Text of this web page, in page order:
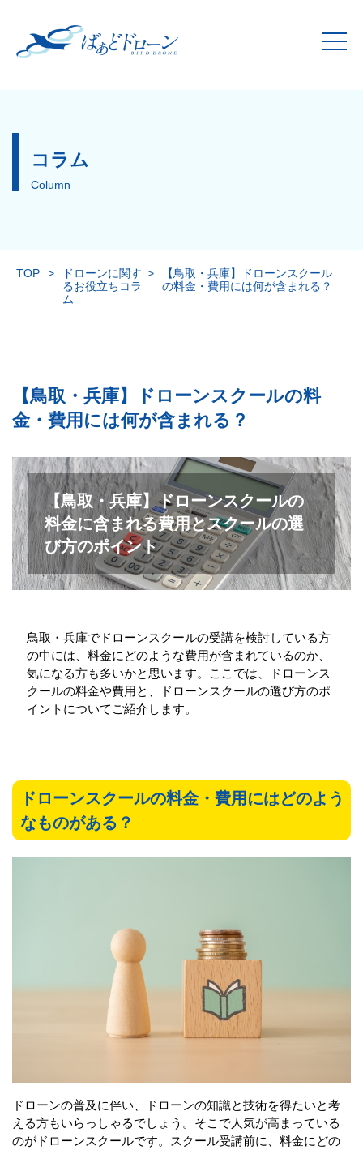
コラム
Column
TOP >
ドローンに関す
るお役立ちコラ
ム
>
【鳥取・兵庫】ドローンスクール
の料金・費用には何が含まれる？
【鳥取・兵庫】ドローンスクールの料
金・費用には何が含まれる？
【鳥取・兵庫】ドローンスクールの
料金に含まれる費用とスクールの選
び方のポイント
鳥取・兵庫でドローンスクールの受講を検討している方
の中には、料金にどのような費用が含まれているのか、
気になる方も多いかと思います。ここでは、ドローンス
クールの料金や費用と、ドローンスクールの選び方のポ
イントについてご紹介します。
ドローンスクールの料金・費用にはどのよう
なものがある？
ドローンの普及に伴い、ドローンの知識と技術を得たいと考
える方もいらっしゃるでしょう。そこで人気が高まっている
のがドローンスクールです。スクール受講前に、料金にどの